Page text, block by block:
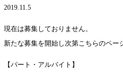
2019.11.5
現在は募集しておりません。
新たな募集を開始し次第こちらのペー
【パート・アルバイト】